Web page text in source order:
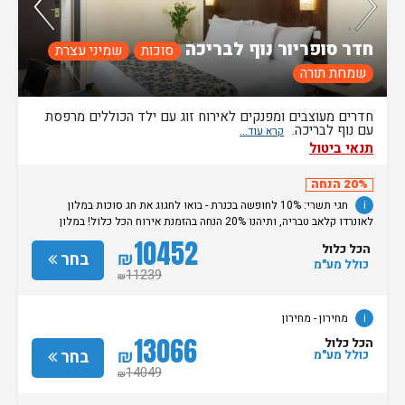
חדר סופריור נוף לבריכה סוכות
שמיני עצרת
שמחת תורה
חדרים מעוצבים ומפנקים לאירוח זוג עם ילד הכוללים מרפסת
עם נוף לבריכה.
תנאי ביטול
20% הנחה
i
חגי תשרי: 10% לחופשה בכנרת - בואו לחגוג את חג סוכות במלון
לאונרדו קלאב טבריה, ותיהנו 20% הנחה בהזמנת אירוח הכל כלול! במלון
מחכים לכם ארוחות חג עשירות, חדרים מעוצבים, חוויית אירוח חגיגית לכל
המשפחה וכל מה שצריך לחופשה מפנקת על הכנרת. המבצע תקף לאירוח על
בסיס הכל כלול בין התאריכים 25.09.26 עד 4.10.26 למינימום 2 לילות 10%
הנחה נוספים לחברי מועדון פתאל וחברים ולמצטרפים חדשים ללא קוד ארגון
בחר ₪10452
₪11239
הכל כלול
כולל מע"מ
i מחירון- מחירון
בחר ₪13066
₪14049
הכל כלול
כולל מע"מ